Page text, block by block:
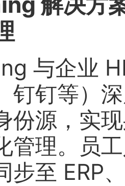
与企业
钉钉等）
份源，实
管理。员
步至 ERP